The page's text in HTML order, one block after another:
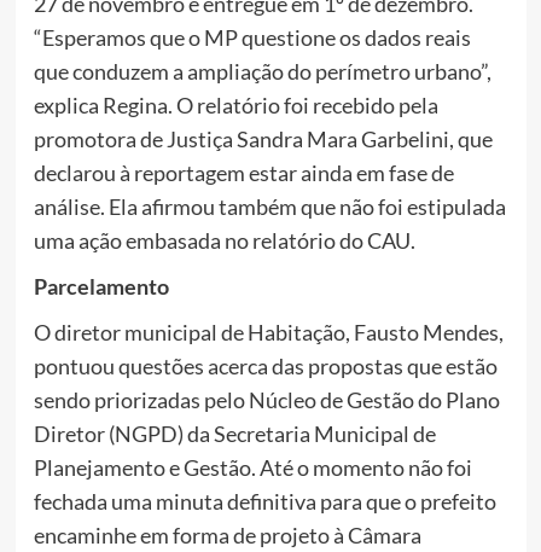
“Esperamos que o MP questione os dados reais
que conduzem a ampliação do perímetro urbano”,
explica Regina. O relatório foi recebido pela
promotora de Justiça Sandra Mara Garbelini, que
declarou à reportagem estar ainda em fase de
análise. Ela afirmou também que não foi estipulada
uma ação embasada no relatório do CAU.
Parcelamento
O diretor municipal de Habitação, Fausto Mendes,
pontuou questões acerca das propostas que estão
sendo priorizadas pelo Núcleo de Gestão do Plano
Diretor (NGPD) da Secretaria Municipal de
Planejamento e Gestão. Até o momento não foi
fechada uma minuta definitiva para que o prefeito
encaminhe em forma de projeto à Câmara